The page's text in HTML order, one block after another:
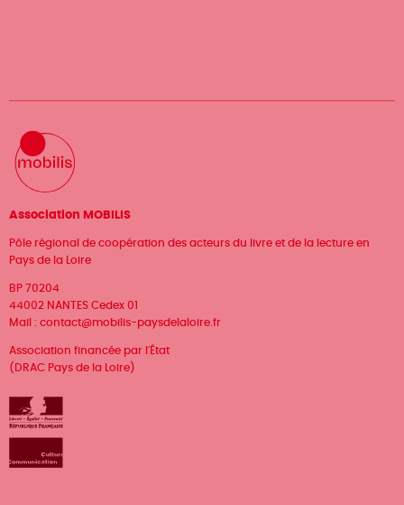
Association MOBILIS
Pôle régional de coopération des acteurs du livre et de la lecture en
Pays de la Loire
BP 70204
44002 NANTES Cedex 01
Mail : contact@mobilis-paysdelaloire.fr
Association financée par l'État
(DRAC Pays de la Loire)